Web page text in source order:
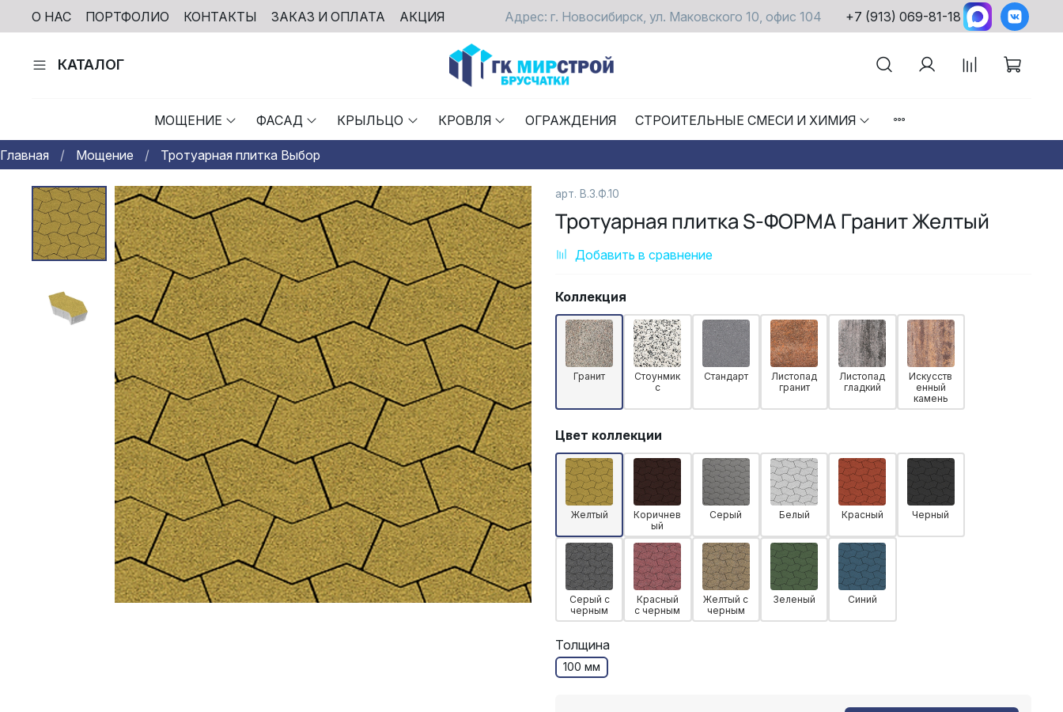
О НАС ПОРТФОЛИО КОНТАКТЫ ЗАКАЗ И ОПЛАТА АКЦИЯ Адрес: г. Новосибирск, ул. Маковского 10, офис 104 +7 (913) 069-81-18
КАТАЛОГ
МОЩЕНИЕ ФАСАД КРЫЛЬЦО КРОВЛЯ ОГРАЖДЕНИЯ СТРОИТЕЛЬНЫЕ СМЕСИ И ХИМИЯ
Главная Мощение Тротуарная плитка Выбор
арт. В.3.Ф.10
Тротуарная плитка S-ФОРМА Гранит Желтый
Добавить в сравнение
Коллекция
Гранит
Стоунмик
с
Стандарт
Листопад
гранит
Листопад
гладкий
Искусств
енный
камень
Цвет коллекции
Желтый
Коричнев
ый
Серый Белый Красный Черный
Серый с
черным
Красный
с черным
Желтый с
черным
Зеленый Синий
Толщина
100 мм